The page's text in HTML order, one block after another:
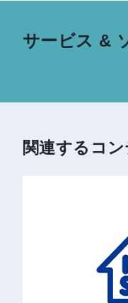
サービス &
関連するコ